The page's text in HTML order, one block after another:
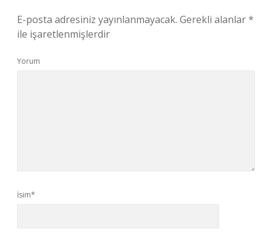
E-posta adresiniz yayınlanmayacak. Gerekli alanlar*
ile işaretlenmişlerdir
Yorum
İsim*